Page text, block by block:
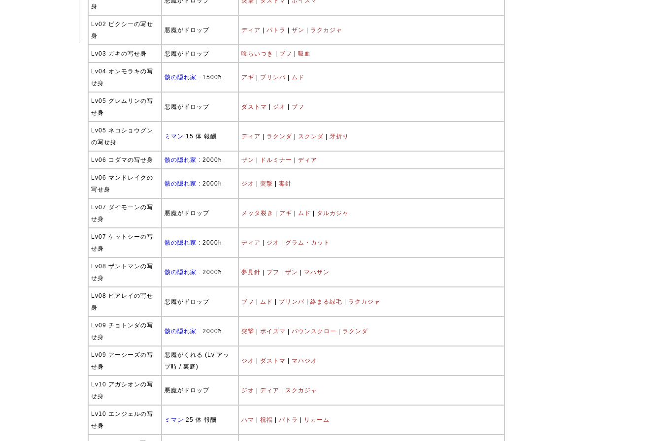
身
Lv02 ピクシーの写せ
身
悪魔がドロップ ディア パトラ ザン ラクカジャ
Lv03 ガキの写せ身 悪魔がドロップ 喰らいつき ブフ 吸血
Lv04 オンモラキの写
せ身
骸の隠れ家 : 1500ħ アギ プリンパ ムド
Lv05 グレムリンの写
せ身
悪魔がドロップ ダストマ ジオ ブフ
Lv05 ネコショウグン
の写せ身
ミマン 15 体 報酬 ディア ラクンダ スクンダ 牙折り
Lv06 コダマの写せ身 骸の隠れ家 : 2000ħ ザン ドルミナー ディア
Lv06 マンドレイクの
写せ身
骸の隠れ家 : 2000ħ ジオ 突撃 毒針
Lv07 ダイモーンの写
せ身
悪魔がドロップ メッタ裂き アギ ムド タルカジャ
Lv07 ケットシーの写
せ身
骸の隠れ家 : 2000ħ ディア ジオ グラム・カット
Lv08 ザントマンの写
せ身
骸の隠れ家 : 2000ħ 夢見針 ブフ ザン マハザン
Lv08 ピアレイの写せ
身
悪魔がドロップ ブフ ムド プリンパ 絡まる緑毛 ラクカジャ
Lv09 チョトンダの写
せ身
骸の隠れ家 : 2000ħ 突撃 ポイズマ バウンスクロー ラクンダ
Lv09 アーシーズの写
せ身
悪魔がくれる (Lv アッ
プ時 / 裏庭)
ジオ ダストマ マハジオ
Lv10 アガシオンの写
せ身
悪魔がドロップ ジオ ディア スクカジャ
Lv10 エンジェルの写
せ身
ミマン 25 体 報酬 ハマ 祝福 パトラ リカーム